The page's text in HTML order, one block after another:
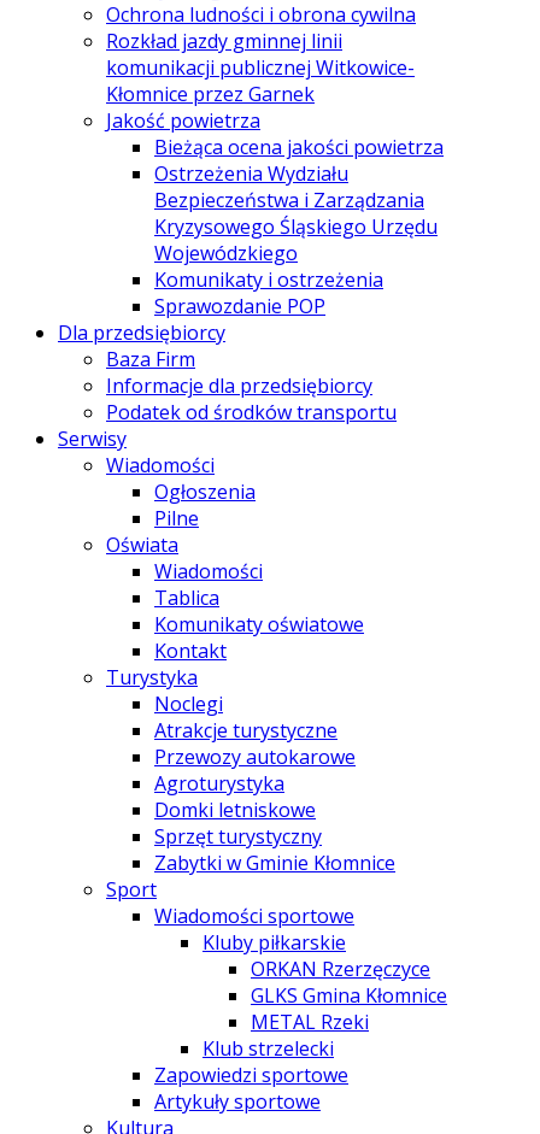
Ochrona ludności i obrona cywilna
Rozkład jazdy gminnej linii
komunikacji publicznej Witkowice-
Kłomnice przez Garnek
Jakość powietrza
Bieżąca ocena jakości powietrza
Ostrzeżenia Wydziału
Bezpieczeństwa i Zarządzania
Kryzysowego Śląskiego Urzędu
Wojewódzkiego
Komunikaty i ostrzeżenia
Sprawozdanie POP
Dla przedsiębiorcy
Baza Firm
Informacje dla przedsiębiorcy
Podatek od środków transportu
Serwisy
Wiadomości
Ogłoszenia
Pilne
Oświata
Wiadomości
Tablica
Komunikaty oświatowe
Kontakt
Turystyka
Noclegi
Atrakcje turystyczne
Przewozy autokarowe
Agroturystyka
Domki letniskowe
Sprzęt turystyczny
Zabytki w Gminie Kłomnice
Sport
Wiadomości sportowe
Kluby piłkarskie
ORKAN Rzerzęczyce
GLKS Gmina Kłomnice
METAL Rzeki
Klub strzelecki
Zapowiedzi sportowe
Artykuły sportowe
Kultura